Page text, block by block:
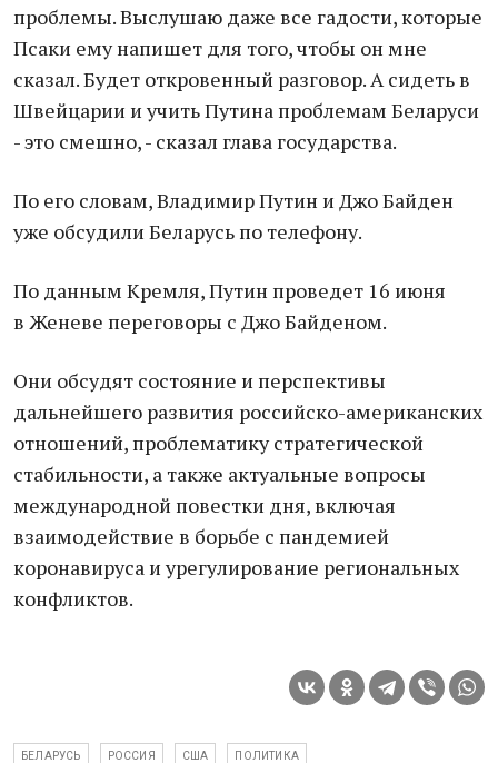
проблемы. Выслушаю даже все гадости, которые
Псаки ему напишет для того, чтобы он мне
сказал. Будет откровенный разговор. А сидеть в
Швейцарии и учить Путина проблемам Беларуси
- это смешно, - сказал глава государства.
По его словам, Владимир Путин и Джо Байден
уже обсудили Беларусь по телефону.
По данным Кремля, Путин проведет 16 июня
в Женеве переговоры с Джо Байденом.
Они обсудят состояние и перспективы
дальнейшего развития российско-американских
отношений, проблематику стратегической
стабильности, а также актуальные вопросы
международной повестки дня, включая
взаимодействие в борьбе с пандемией
коронавируса и урегулирование региональных
конфликтов.
БЕЛАРУСЬ РОССИЯ США ПОЛИТИКА